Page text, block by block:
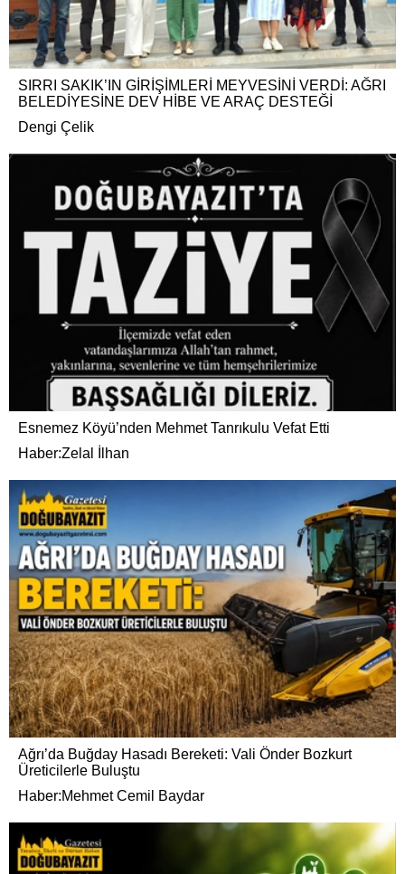
SIRRI SAKIK’IN GİRİŞİMLERİ MEYVESİNİ VERDİ: AĞRI
BELEDİYESİNE DEV HİBE VE ARAÇ DESTEĞİ
Dengi Çelik
Esnemez Köyü’nden Mehmet Tanrıkulu Vefat Etti
Haber:Zelal İlhan
Ağrı’da Buğday Hasadı Bereketi: Vali Önder Bozkurt
Üreticilerle Buluştu
Haber:Mehmet Cemil Baydar